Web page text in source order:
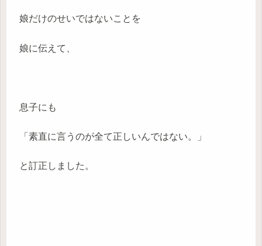
娘だけのせいではないことを
娘に伝えて、
息子にも
「素直に言うのが全て正しいんではない。」
と訂正しました。